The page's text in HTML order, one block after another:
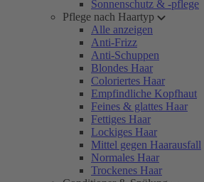
Sonnenschutz & -pflege
Pflege nach Haartyp
Alle anzeigen
Anti-Frizz
Anti-Schuppen
Blondes Haar
Coloriertes Haar
Empfindliche Kopfhaut
Feines & glattes Haar
Fettiges Haar
Lockiges Haar
Mittel gegen Haarausfall
Normales Haar
Trockenes Haar